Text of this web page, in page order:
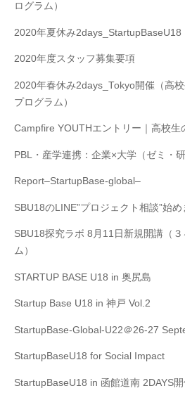
ログラム）
2020年夏休み2days_StartupBaseU18
2020年度スタッフ募集要項
2020年春休み2days_Tokyo開催（高
プログラム）
Campfire YOUTHエントリー｜高校生
PBL・産学連携：企業×大学（ゼミ・
Report–StartupBase-global–
SBU18のLINE”プロジェクト相談”始め
SBU18探究ラボ 8月11日新規開講（
ム）
STARTUP BASE U18 in 奥尻島
Startup Base U18 in 神戸 Vol.2
StartupBase-Global-U22＠26-27
StartupBaseU18 for Social Impact
StartupBaseU18 in 函館道南 2DAYS開